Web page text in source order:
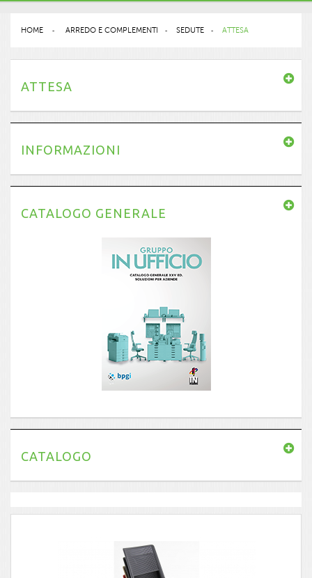
HOME > ARREDO E COMPLEMENTI > SEDUTE > ATTESA
ATTESA
INFORMAZIONI
CATALOGO GENERALE
CATALOGO